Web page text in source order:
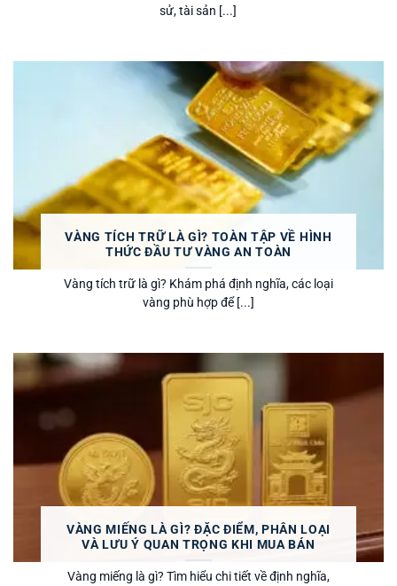
sử, tài sản [...]
VÀNG TÍCH TRỮ LÀ GÌ? TOÀN TẬP VỀ HÌNH
THỨC ĐẦU TƯ VÀNG AN TOÀN
Vàng tích trữ là gì? Khám phá định nghĩa, các loại
vàng phù hợp để [...]
VÀNG MIẾNG LÀ GÌ? ĐẶC ĐIỂM, PHÂN LOẠI
VÀ LƯU Ý QUAN TRỌNG KHI MUA BÁN
Vàng miếng là gì? Tìm hiểu chi tiết về định nghĩa,